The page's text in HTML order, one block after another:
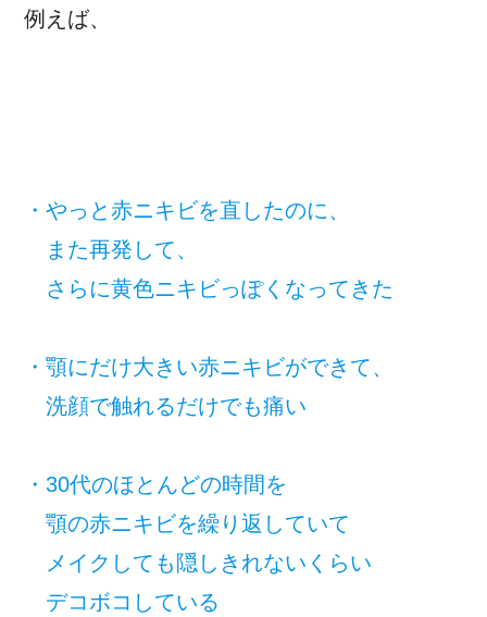
例えば、
・やっと赤ニキビを直したのに、
また再発して、
さらに黄色ニキビっぽくなってきた
・顎にだけ大きい赤ニキビができて、
洗顔で触れるだけでも痛い
・30代のほとんどの時間を
顎の赤ニキビを繰り返していて
メイクしても隠しきれないくらい
デコボコしている